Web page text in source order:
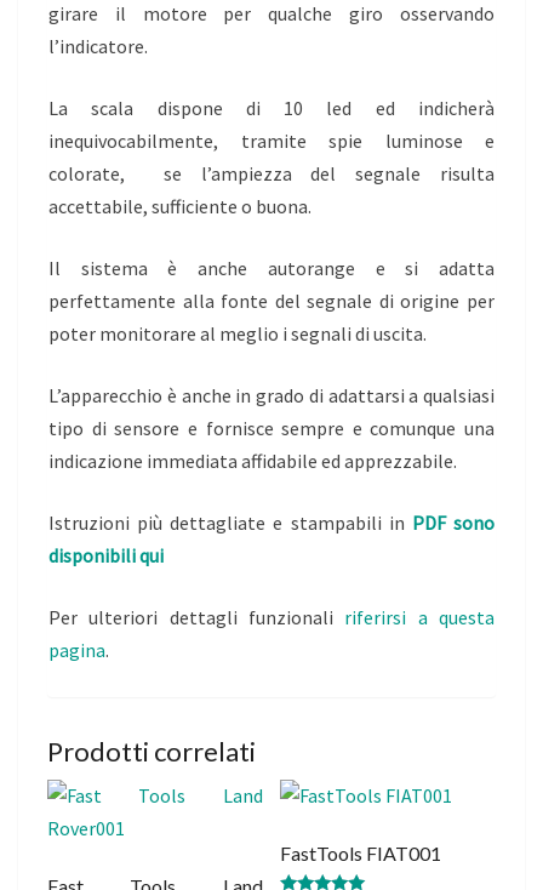
girare il motore per qualche giro osservando
l’indicatore.
La scala dispone di 10 led ed indicherà
inequivocabilmente, tramite spie luminose e
colorate, se l’ampiezza del segnale risulta
accettabile, sufficiente o buona.
Il sistema è anche autorange e si adatta
perfettamente alla fonte del segnale di origine per
poter monitorare al meglio i segnali di uscita.
L’apparecchio è anche in grado di adattarsi a qualsiasi
tipo di sensore e fornisce sempre e comunque una
indicazione immediata affidabile ed apprezzabile.
Istruzioni più dettagliate e stampabili in PDF sono
disponibili qui
Per ulteriori dettagli funzionali riferirsi a questa
pagina.
Prodotti correlati
FastTools FIAT001